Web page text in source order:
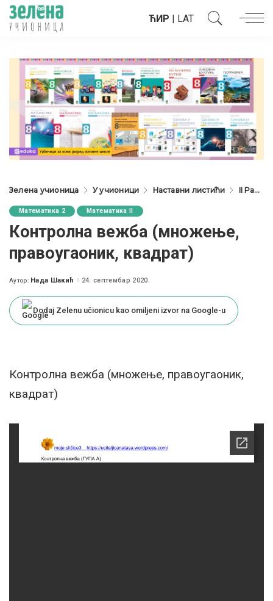
ЋИР | LAT
Зелена учионица У учионици Наставни листићи II Разред
Математика 2 Математика II
Контролна вежба (множење,
правоугаоник, квадрат)
Posted
Аутор: Нада Шакић 24. септембар 2020.
Dodaj Zelenu učionicu kao omiljeni izvor na Google-u
Контролна вежба (множење, правоугаоник,
квадрат)